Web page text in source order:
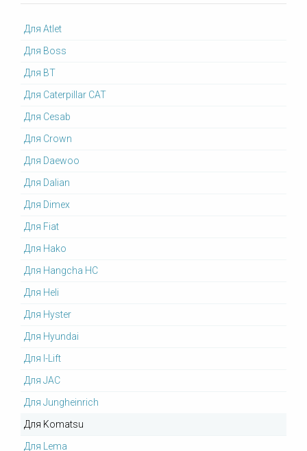
Для Atlet
Для Boss
Для BT
Для Caterpillar CAT
Для Cesab
Для Crown
Для Daewoo
Для Dalian
Для Dimex
Для Fiat
Для Hako
Для Hangcha HC
Для Heli
Для Hyster
Для Hyundai
Для I-Lift
Для JAC
Для Jungheinrich
Для Komatsu
Для Lema